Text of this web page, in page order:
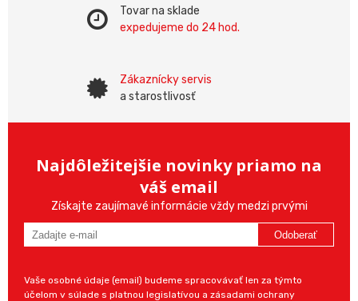
Tovar na sklade
expedujeme do 24 hod.
Zákaznícky servis
a starostlivosť
Najdôležitejšie novinky priamo na
váš email
Získajte zaujímavé informácie vždy medzi prvými
Odoberať
Vaše osobné údaje (email) budeme spracovávať len za týmto
účelom v súlade s platnou legislatívou a zásadami ochrany